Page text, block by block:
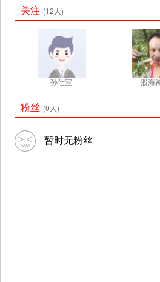
关注 (12人)
孙仕宝 股海
粉丝 (0人)
暂时无粉丝